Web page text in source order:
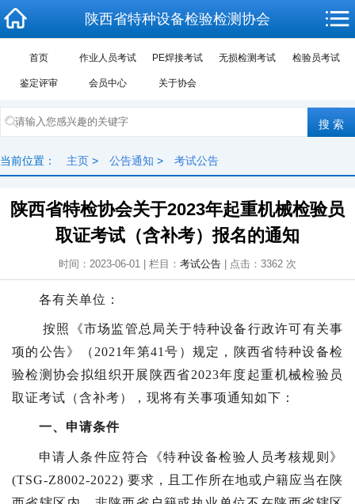
陕西省特种设备检验检测协会
首页 作业人员考试 PE焊接考试 无损检测考试 检验员考试
鉴定评审 会员中心 关于协会
当前位置： 主页 > 公告通知 > 考试公告
陕西省特检协会关于2023年起重机械检验员
取证考试（含补考）报名的通知
时间：2023-06-01 | 栏目： 考试公告 | 点击： 3362 次
各有关单位：
按照《市场监管总局关于特种设备行政许可有关事
项的公告》（2021年第41号）规定，陕西省特种设备检
验检测协会拟组织开展陕西省2023年度起重机械检验员
取证考试（含补考），现将有关事项通知如下：
一、申请条件
申请人条件应符合《特种设备检验人员考核规则》
(TSG-Z8002-2022) 要求，且工作所在地或户籍应当在陕